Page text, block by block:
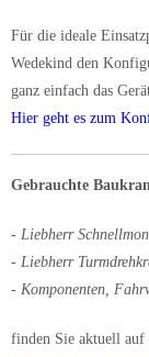
Für die ideale
Wedekind den
ganz einfach das
Hier geht es zum
Gebrauchte
- Liebherr
- Liebherr
- Komponenten,
finden Sie aktuell auf